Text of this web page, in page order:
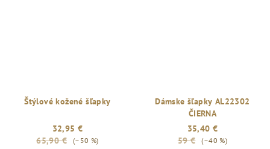
Štýlové kožené šľapky
32,95 €
65,90 €
(–50 %)
Dámske šľapky AL22302
ČIERNA
35,40 €
59 €
(–40 %)